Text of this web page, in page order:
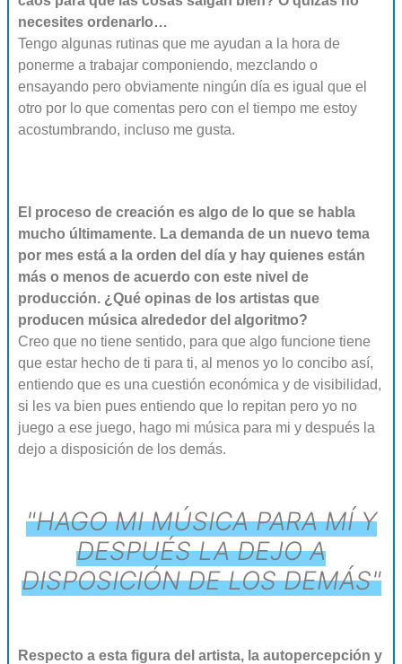
necesites ordenarlo…
Tengo algunas rutinas que me ayudan a la hora de
ponerme a trabajar componiendo, mezclando o
ensayando pero obviamente ningún día es igual que el
otro por lo que comentas pero con el tiempo me estoy
acostumbrando, incluso me gusta.
El proceso de creación es algo de lo que se habla
mucho últimamente. La demanda de un nuevo tema
por mes está a la orden del día y hay quienes están
más o menos de acuerdo con este nivel de
producción. ¿Qué opinas de los artistas que
producen música alrededor del algoritmo?
Creo que no tiene sentido, para que algo funcione tiene
que estar hecho de ti para ti, al menos yo lo concibo así,
entiendo que es una cuestión económica y de visibilidad,
si les va bien pues entiendo que lo repitan pero yo no
juego a ese juego, hago mi música para mi y después la
dejo a disposición de los demás.
"HAGO MI MÚSICA PARA MÍ Y
DESPUÉS LA DEJO A
DISPOSICIÓN DE LOS DEMÁS"
Respecto a esta figura del artista, la autopercepción y